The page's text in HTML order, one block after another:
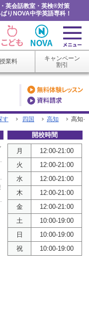
英会話教室・英検®対策
りNOVA中学英語専科！
授業料
キャンペーン
割引
す 四国 高知 高知
開校時間
月
12:00-21:00
火
12:00-21:00
水
12:00-21:00
木
12:00-21:00
金
12:00-21:00
土
10:00-19:00
日
10:00-19:00
祝
10:00-19:00